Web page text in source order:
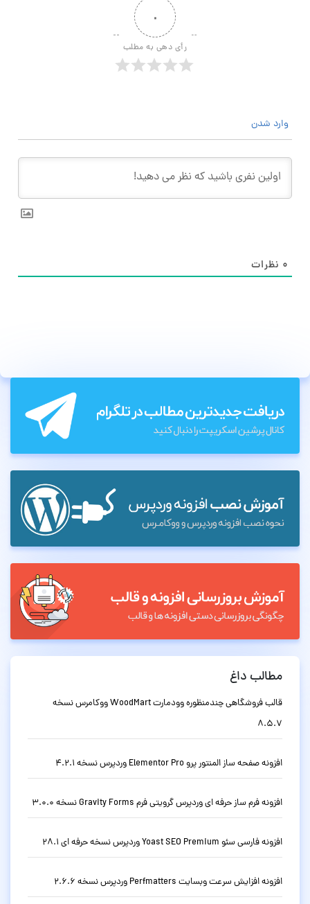
۰
رأی دهی به مطلب
وارد شدن
۰ نظرات
مطالب داغ
قالب فروشگاهی چندمنظوره وودمارت WoodMart ووکامرس نسخه
8.5.7
افزونه صفحه ساز المنتور پرو Elementor Pro وردپرس نسخه 4.2.1
افزونه فرم ساز حرفه ای وردپرس گرویتی فرم Gravity Forms نسخه 3.0.0
افزونه فارسی سئو Yoast SEO Premium وردپرس نسخه حرفه ای 28.1
افزونه افزایش سرعت وبسایت Perfmatters وردپرس نسخه 2.6.6